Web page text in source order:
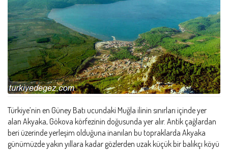
Türkiye’nin en Güney Batı ucundaki Muğla ilinin sınırları içinde yer
alan Akyaka, Gökova körfezinin doğusunda yer alır. Antik çağlardan
beri üzerinde yerleşim olduğuna inanılan bu topraklarda Akyaka
günümüzde yakın yıllara kadar gözlerden uzak küçük bir balıkçı köyü